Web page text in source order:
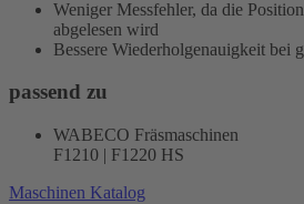
Weniger Messfehler, da die
abgelesen wird
Bessere Wiederholgenauigkeit bei
passend zu
WABECO Fräsmaschinen
F1210 | F1220 HS
Maschinen Katalog